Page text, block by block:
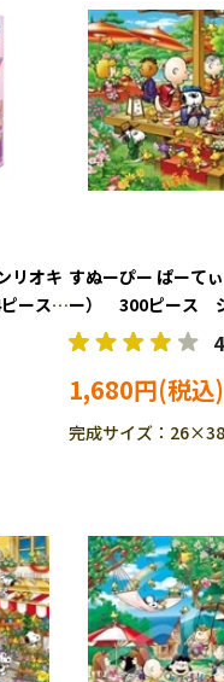
リオキ
ピース
すぬーぴー ぱーて
ー） 300ピース
EPO-26-302s
1,680円
完成サイズ：